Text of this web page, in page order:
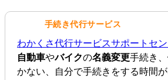
手続き代行サービス
わかくさ代行サービスサポートセ
自動車やバイクの名義変更手続き、
かない、自分で手続きをする時間